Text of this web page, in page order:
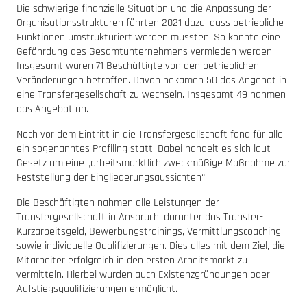
Die schwierige finanzielle Situation und die Anpassung der
Organisationsstrukturen führten 2021 dazu, dass betriebliche
Funktionen umstrukturiert werden mussten. So konnte eine
Gefährdung des Gesamtunternehmens vermieden werden.
Insgesamt waren 71 Beschäftigte von den betrieblichen
Veränderungen betroffen. Davon bekamen 50 das Angebot in
eine Transfergesellschaft zu wechseln. Insgesamt 49 nahmen
das Angebot an.
Noch vor dem Eintritt in die Transfergesellschaft fand für alle
ein sogenanntes Profiling statt. Dabei handelt es sich laut
Gesetz um eine „arbeitsmarktlich zweckmäßige Maßnahme zur
Feststellung der Eingliederungsaussichten“.
Die Beschäftigten nahmen alle Leistungen der
Transfergesellschaft in Anspruch, darunter das Transfer-
Kurzarbeitsgeld, Bewerbungstrainings, Vermittlungscoaching
sowie individuelle Qualifizierungen. Dies alles mit dem Ziel, die
Mitarbeiter erfolgreich in den ersten Arbeitsmarkt zu
vermitteln. Hierbei wurden auch Existenzgründungen oder
Aufstiegsqualifizierungen ermöglicht.